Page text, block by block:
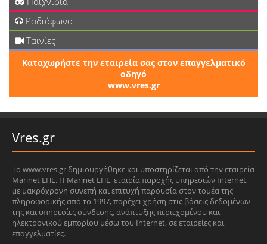
Ραδιόφωνο
Ταινίες
Καταχωρήστε την εταιρεία σας στον επαγγελματικό
οδηγό
www.vres.gr
Vres.gr
Το www.vres.gr δημιουργήθηκε και υποστηρίζεται από την εταιρεία
Marinet ΕΠΕ. Η Marinet ΕΠΕ, εταιρία παροχής υπηρεσιών Internet,
με μακρόχρονη συνεπή και επιτυχή παρουσία στον τομέα της
πληροφορικής από το 1997, παρέχει χρήση στις βάσεις δεδομένων
της και υπηρεσίες σύνδεσης, ανάπτυξης περιεχομένου και
ηλεκτρονικού εμπορίου μέσω του Internet, σε εταιρείες και
επαγγελματίες.